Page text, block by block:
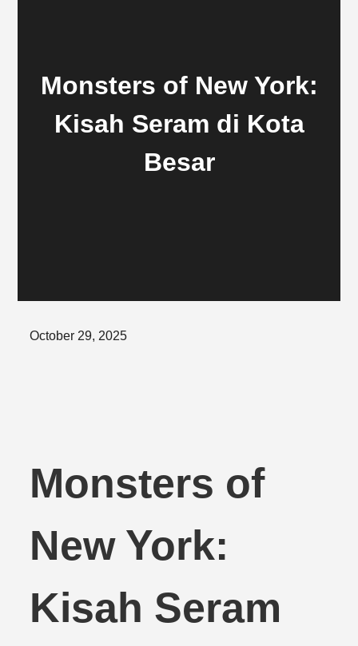
Monsters of New York:
Kisah Seram di Kota
Besar
Posted
October 29, 2025
Monsters of
New York:
Kisah Seram